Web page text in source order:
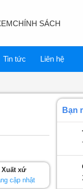
CHÍNH SÁCH
Tin tức Liên hệ
Xuất xứ
cập nhật
Bạn